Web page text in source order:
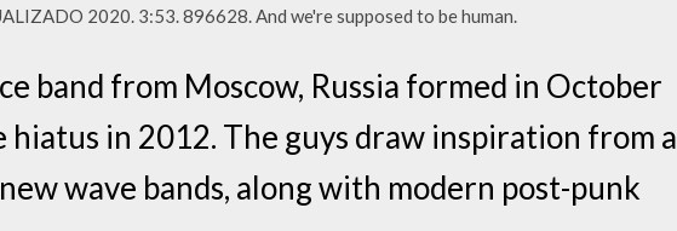
2020. 3:53. 896628. And we're supposed to be human.
band from Moscow, Russia formed in October
in 2012. The guys draw inspiration from a
wave bands, along with modern post-punk